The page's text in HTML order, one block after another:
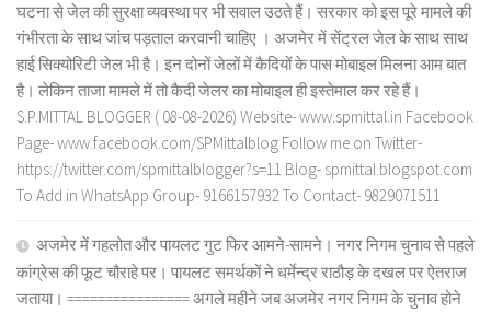
घटना से जेल की सुरक्षा व्यवस्था पर भी सवाल उठते हैं। सरकार को इस पूरे मामले की
गंभीरता के साथ जांच पड़ताल करवानी चाहिए । अजमेर में सेंट्रल जेल के साथ साथ
हाई सिक्योरिटी जेल भी है। इन दोनों जेलों में कैदियों के पास मोबाइल मिलना आम बात
है। लेकिन ताजा मामले में तो कैदी जेलर का मोबाइल ही इस्तेमाल कर रहे हैं।
S.P.MITTAL BLOGGER ( 08-08-2026) Website- www.spmittal.in Facebook
Page- www.facebook.com/SPMittalblog Follow me on Twitter-
https://twitter.com/spmittalblogger?s=11 Blog- spmittal.blogspot.com
To Add in WhatsApp Group- 9166157932 To Contact- 9829071511
अजमेर में गहलोत और पायलट गुट फिर आमने-सामने। नगर निगम चुनाव से पहले
कांग्रेस की फूट चौराहे पर। पायलट समर्थकों ने धर्मेन्द्र राठौड़ के दखल पर ऐतराज
जताया। ================ अगले महीने जब अजमेर नगर निगम के चुनाव होने